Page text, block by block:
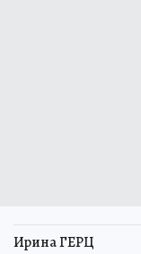
Ирина ГЕРЦ